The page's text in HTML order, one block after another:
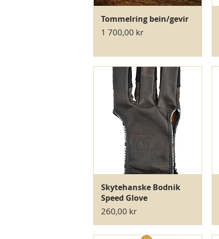
Hurtigvisning
Tommelring bein/gevir
Pris
1 700,00 kr
Hurtigvisning
Skytehanske Bodnik
Speed Glove
Pris
260,00 kr